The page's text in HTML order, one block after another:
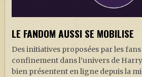
LE FANDOM AUSSI SE MOBILISE
Des initiatives proposées par les
confinement dans l’univers de
bien présentent en ligne depuis la